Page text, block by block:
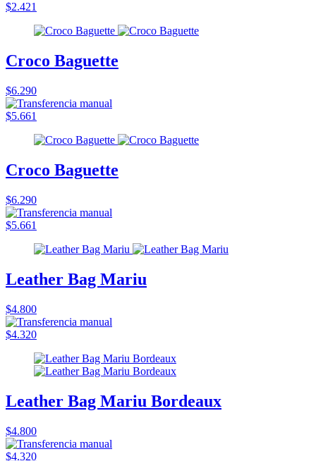
$2.421
Croco Baguette
$6.290
$5.661
Croco Baguette
$6.290
$5.661
Leather Bag Mariu
$4.800
$4.320
Leather Bag Mariu Bordeaux
$4.800
$4.320